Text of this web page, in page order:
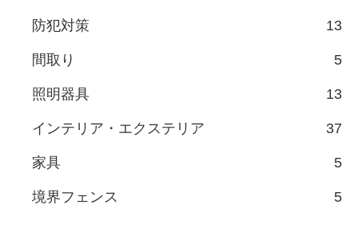
防犯対策 13
間取り 5
照明器具 13
インテリア・エクステリア 37
家具 5
境界フェンス 5